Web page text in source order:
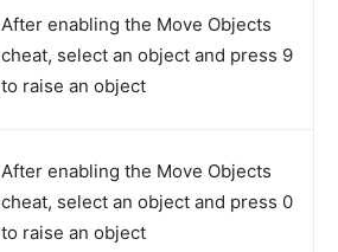
After enabling the Move Objects
cheat, select an object and press 9
to raise an object
After enabling the Move Objects
cheat, select an object and press 0
to raise an object